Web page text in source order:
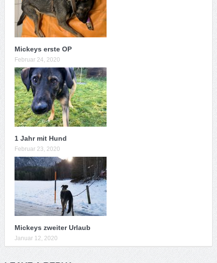
Mickeys erste OP
Februar 24, 2020
1 Jahr mit Hund
Februar 23, 2020
Mickeys zweiter Urlaub
Januar 12, 2020